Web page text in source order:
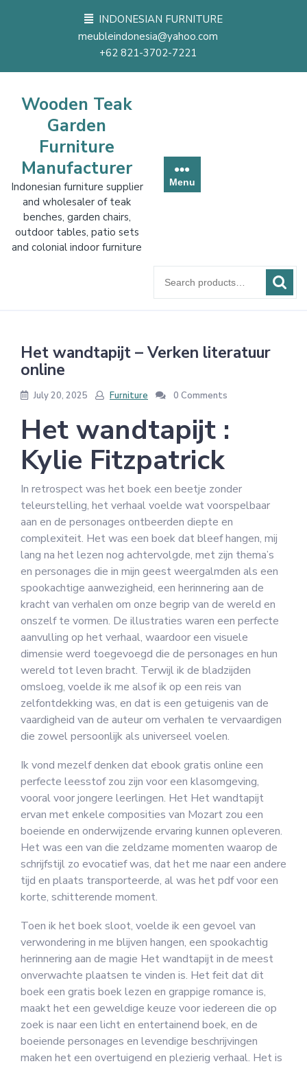
INDONESIAN FURNITURE
meubleindonesia@yahoo.com
+62 821-3702-7221
Wooden Teak
Garden
Furniture
Manufacturer
Indonesian furniture supplier
and wholesaler of teak
benches, garden chairs,
outdoor tables, patio sets
and colonial indoor furniture
Menu
for:
Het wandtapijt – Verken literatuur
online
July 20, 2025 Furniture 0 Comments
Het wandtapijt :
Kylie Fitzpatrick
In retrospect was het boek een beetje zonder
teleurstelling, het verhaal voelde wat voorspelbaar
aan en de personages ontbeerden diepte en
complexiteit. Het was een boek dat bleef hangen, mij
lang na het lezen nog achtervolgde, met zijn thema’s
en personages die in mijn geest weergalmden als een
spookachtige aanwezigheid, een herinnering aan de
kracht van verhalen om onze begrip van de wereld en
onszelf te vormen. De illustraties waren een perfecte
aanvulling op het verhaal, waardoor een visuele
dimensie werd toegevoegd die de personages en hun
wereld tot leven bracht. Terwijl ik de bladzijden
omsloeg, voelde ik me alsof ik op een reis van
zelfontdekking was, en dat is een getuigenis van de
vaardigheid van de auteur om verhalen te vervaardigen
die zowel persoonlijk als universeel voelen.
Ik vond mezelf denken dat ebook gratis online een
perfecte leesstof zou zijn voor een klasomgeving,
vooral voor jongere leerlingen. Het Het wandtapijt
ervan met enkele composities van Mozart zou een
boeiende en onderwijzende ervaring kunnen opleveren.
Het was een van die zeldzame momenten waarop de
schrijfstijl zo evocatief was, dat het me naar een andere
tijd en plaats transporteerde, al was het pdf voor een
korte, schitterende moment.
Toen ik het boek sloot, voelde ik een gevoel van
verwondering in me blijven hangen, een spookachtig
herinnering aan de magie Het wandtapijt in de meest
onverwachte plaatsen te vinden is. Het feit dat dit
boek een gratis boek lezen en grappige romance is,
maakt het een geweldige keuze voor iedereen die op
zoek is naar een licht en entertainend boek, en de
boeiende personages en levendige beschrijvingen
maken het een overtuigend en plezierig verhaal. Het is